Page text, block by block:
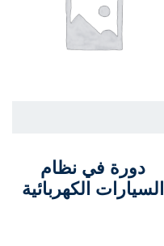
دورة في نظام
السيارات الكهربائية